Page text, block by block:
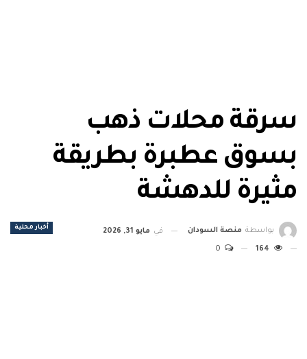
سرقة محلات ذهب
بسوق عطبرة بطريقة
مثيرة للدهشة
أخبار محلية بواسطة منصة السودان في مايو 31, 2026
164